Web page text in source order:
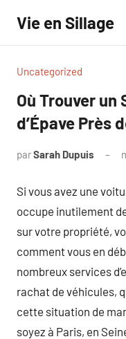
contenu
Vie en Sillage
Uncategorized
Où Trouver un
d’Épave Près
parSarah Dupuis
Si vous avez une
occupe inutilement
sur votre propriété,
comment vous en
nombreux services
rachat de véhicules,
cette situation de
soyez à Paris, en